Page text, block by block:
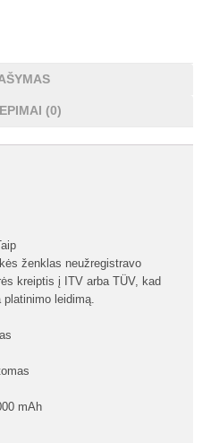
(0)
ženklas neužregistravo
kreiptis į ITV arba TÜV, kad
leidimą.
mAh